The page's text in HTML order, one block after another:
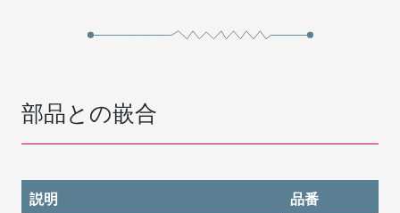
部品との嵌合
説明
品番